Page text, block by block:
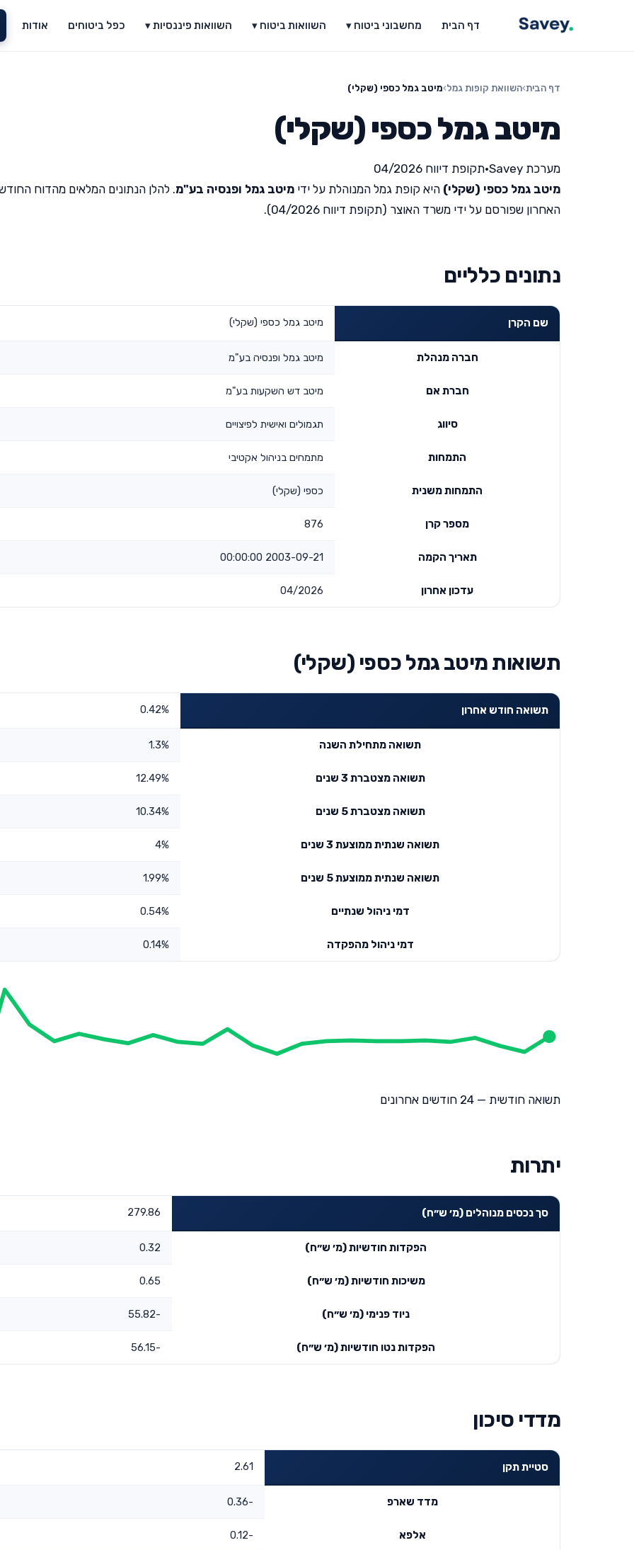
דף הבית מחשבוני ביטוח ▾ השוואות ביטוח ▾ השוואות פיננסיות ▾ כפל ביטוחים אודות
דף הבית›השוואת קופות גמל›מיטב גמל כספי (שקלי)
מיטב גמל כספי (שקלי)
מערכת Savey •תקופת דיווח 04/2026
מיטב גמל כספי (שקלי) היא קופת גמל המנוהלת על ידי מיטב גמל ופנסיה בע"מ. להלן הנתונים המלאים מהדוח
האחרון שפורסם על ידי משרד האוצר (תקופת דיווח 04/2026).
נתונים כלליים
שם הקרן מיטב גמל כספי (שקלי)
חברה מנהלת מיטב גמל ופנסיה בע"מ
חברת אם מיטב דש השקעות בע"מ
סיווג תגמולים ואישית לפיצויים
התמחות מתמחים בניהול אקטיבי
התמחות משנית כספי (שקלי)
מספר קרן 876
תאריך הקמה 2003-09-21 00:00:00
עדכון אחרון 04/2026
תשואות מיטב גמל כספי (שקלי)
תשואה חודש אחרון 0.42%
תשואה מתחילת השנה 1.3%
תשואה מצטברת 3 שנים 12.49%
תשואה מצטברת 5 שנים 10.34%
תשואה שנתית ממוצעת 3 שנים 4%
תשואה שנתית ממוצעת 5 שנים 1.99%
דמי ניהול שנתיים 0.54%
דמי ניהול מהפקדה 0.14%
תשואה חודשית — 24 חודשים אחרונים
יתרות
סך נכסים מנוהלים (מ׳ ש״ח) 279.86
הפקדות חודשיות (מ׳ ש״ח) 0.32
משיכות חודשיות (מ׳ ש״ח) 0.65
ניוד פנימי (מ׳ ש״ח) -55.82
הפקדות נטו חודשיות (מ׳ ש״ח) -56.15
מדדי סיכון
סטיית תקן 2.61
מדד שארפ -0.36
אלפא -0.12